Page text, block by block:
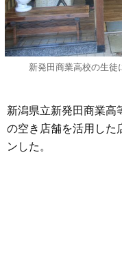
新発田商業高校の生徒
新潟県立新発田商業高
の空き店舗を活用した
ンした。